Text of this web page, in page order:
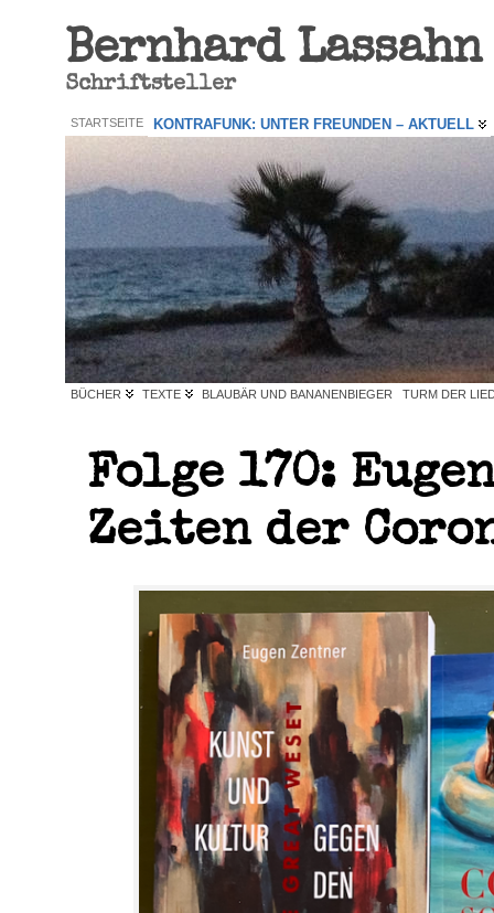
Bernhard Lassahn
Schriftsteller
STARTSEITE KONTRAFUNK: UNTER FREUNDEN – AKTUELL
BÜCHER TEXTE BLAUBÄR UND BANANENBIEGER TURM DER
Folge 170:
Zeiten der